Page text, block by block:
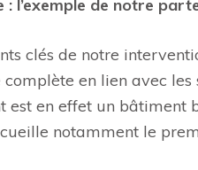
l’exemple de notre
clés de notre
en lien avec
est en effet un
notamment le